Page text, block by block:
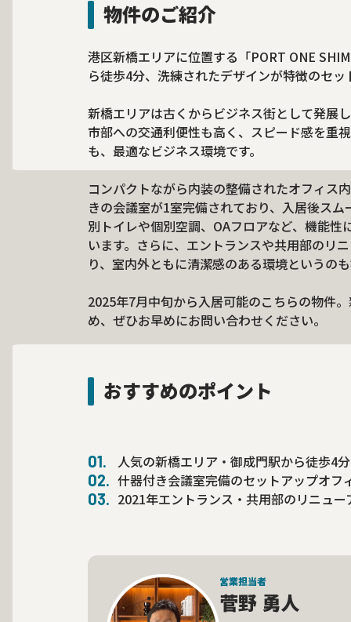
物件のご紹介
港区新橋エリアに位置する「PORT ONE
ら徒歩4分、洗練されたデザインが特徴のセ
新橋エリアは古くからビジネス街として発展
市部への交通利便性も高く、スピード感を重
も、最適なビジネス環境です。
コンパクトながら内装の整備されたオフィス
きの会議室が1室完備されており、入居後ス
別トイレや個別空調、OAフロアなど、機能
います。さらに、エントランスや共用部のリ
り、室内外ともに清潔感のある環境というの
2025年7月中旬から入居可能のこちらの物件
め、ぜひお早めにお問い合わせください。
おすすめのポイント
人気の新橋エリア・御成門駅から徒歩4
什器付き会議室完備のセットアップオフ
2021年エントランス・共用部のリニュー
営業担当者
菅野 勇人